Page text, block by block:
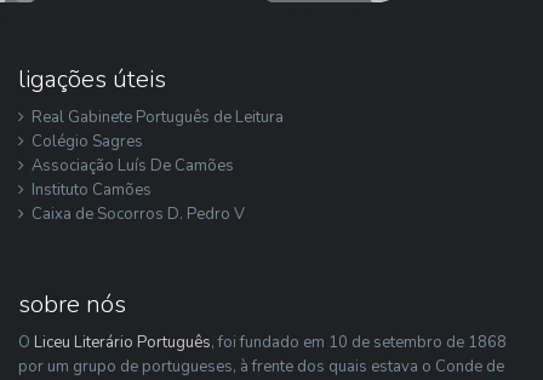
ligações úteis
Real Gabinete Português de Leitura
Colégio Sagres
Associação Luís De Camões
Instituto Camões
Caixa de Socorros D. Pedro V
sobre nós
O Liceu Literário Português, foi fundado em 10 de setembro de 1868
por um grupo de portugueses, à frente dos quais estava o Conde de